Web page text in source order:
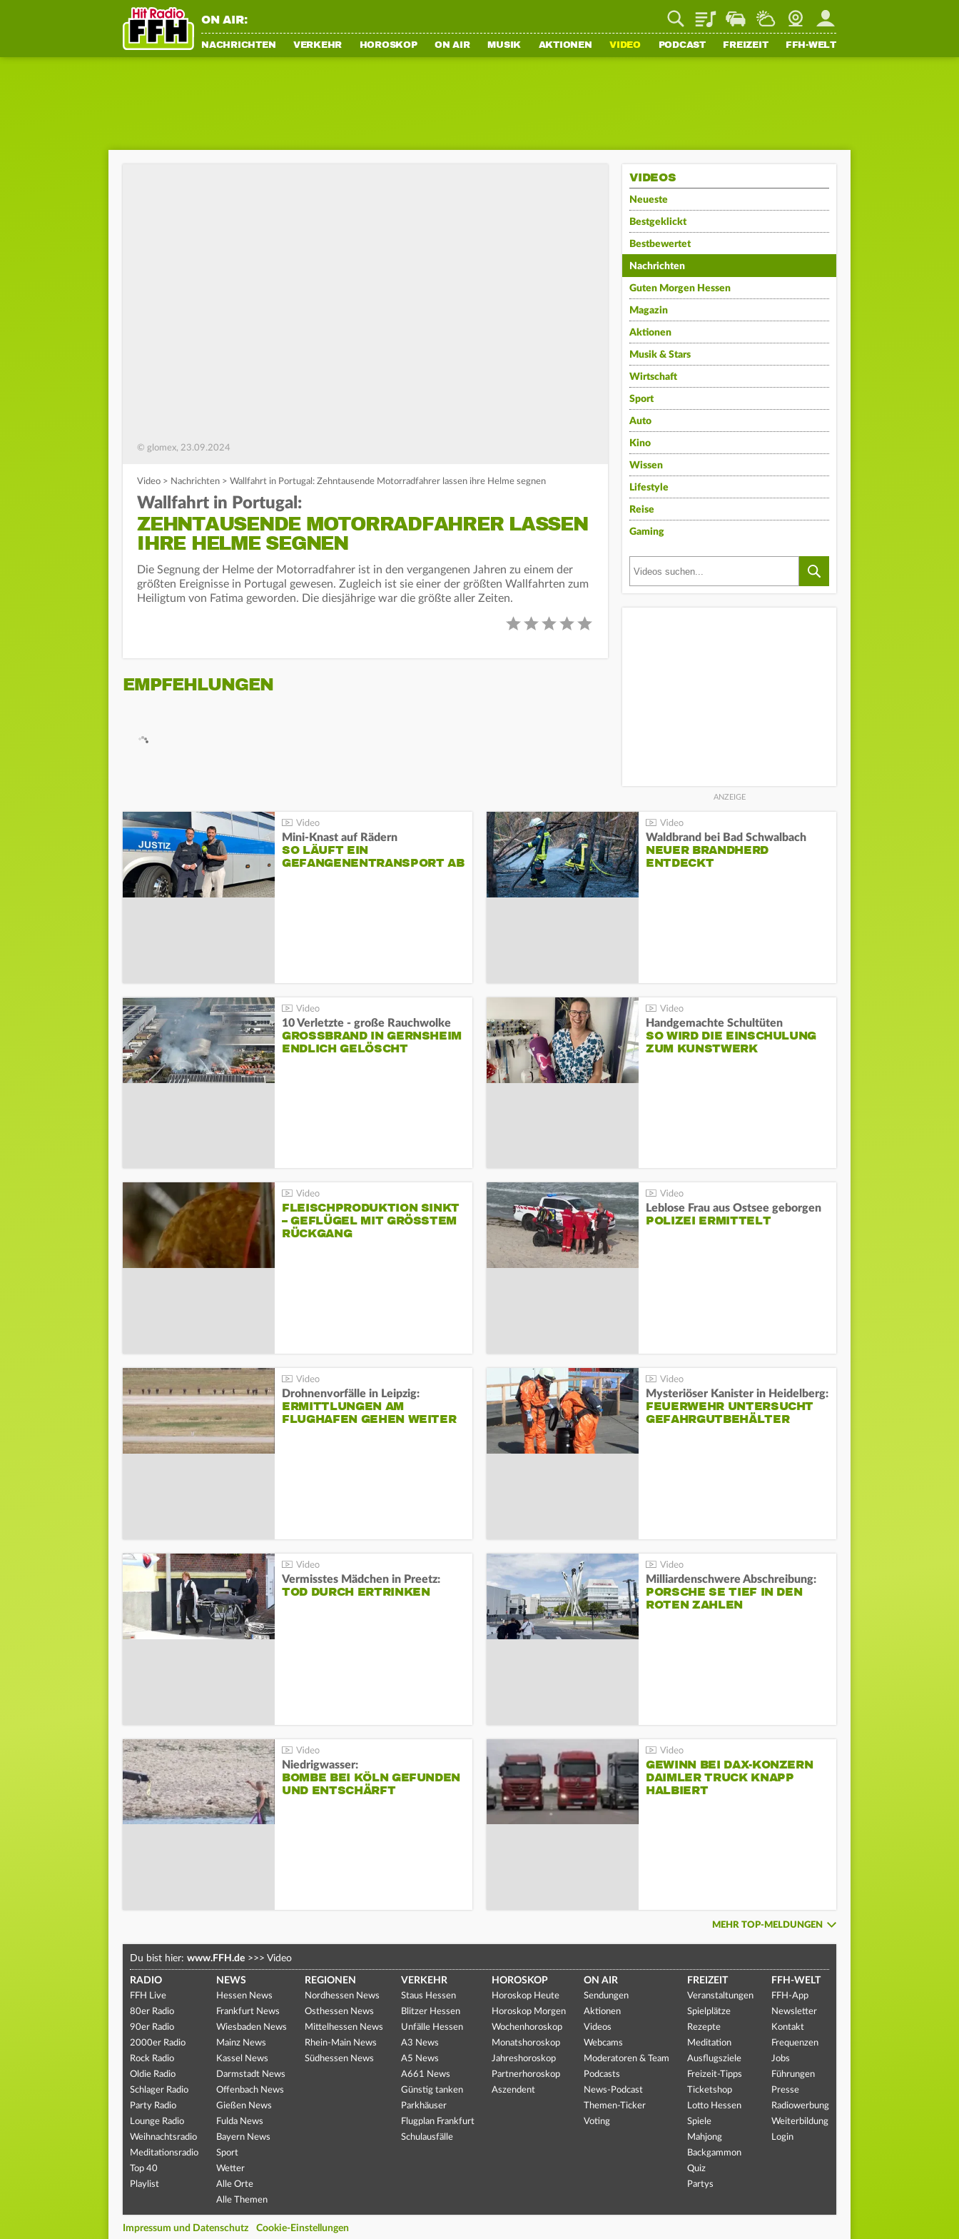
ON AIR: PlaylistStaupilotWetterWebcamMein FFH
NACHRICHTEN VERKEHR HOROSKOP ON AIR MUSIK AKTIONEN VIDEO PODCAST FREIZEIT FFH-WELT
© glomex, 23.09.2024
Video > Nachrichten > Wallfahrt in Portugal: Zehntausende Motorradfahrer lassen ihre Helme segnen
Wallfahrt in Portugal:
ZEHNTAUSENDE MOTORRADFAHRER LASSEN
IHRE HELME SEGNEN
Die Segnung der Helme der Motorradfahrer ist in den vergangenen Jahren zu einem der
größten Ereignisse in Portugal gewesen. Zugleich ist sie einer der größten Wallfahrten zum
Heiligtum von Fatima geworden. Die diesjährige war die größte aller Zeiten.
EMPFEHLUNGEN
VIDEOS
Neueste
Bestgeklickt
Bestbewertet
Nachrichten
Guten Morgen Hessen
Magazin
Aktionen
Musik & Stars
Wirtschaft
Sport
Auto
Kino
Wissen
Lifestyle
Reise
Gaming
Mini-Knast auf Rädern
SO LÄUFT EIN
GEFANGENENTRANSPORT AB
Waldbrand bei Bad Schwalbach
NEUER BRANDHERD
ENTDECKT
10 Verletzte - große Rauchwolke
GROSSBRAND IN GERNSHEIM E
NDLICH GELÖSCHT
Handgemachte Schultüten
SO WIRD DIE EINSCHULUNG
ZUM KUNSTWERK
FLEISCHPRODUKTION SINKT
– GEFLÜGEL MIT GRÖSSTEM R
ÜCKGANG
Leblose Frau aus Ostsee geborgen
POLIZEI ERMITTELT
Drohnenvorfälle in Leipzig:
ERMITTLUNGEN AM
FLUGHAFEN GEHEN WEITER
Mysteriöser Kanister in Heidelberg:
FEUERWEHR UNTERSUCHT
GEFAHRGUTBEHÄLTER
Vermisstes Mädchen in Preetz:
TOD DURCH ERTRINKEN
Milliardenschwere Abschreibung:
PORSCHE SE TIEF IN DEN
ROTEN ZAHLEN
Niedrigwasser:
BOMBE BEI KÖLN GEFUNDEN
UND ENTSCHÄRFT
GEWINN BEI DAX-KONZERN
DAIMLER TRUCK KNAPP
HALBIERT
MEHR TOP-MELDUNGEN
Du bist hier: www.FFH.de >>> Video
RADIO
FFH Live
80er Radio
90er Radio
2000er Radio
Rock Radio
Oldie Radio
Schlager Radio
Party Radio
Lounge Radio
Weihnachtsradio
Meditationsradio
Top 40
Playlist
NEWS
Hessen News
Frankfurt News
Wiesbaden News
Mainz News
Kassel News
Darmstadt News
Offenbach News
Gießen News
Fulda News
Bayern News
Sport
Wetter
Alle Orte
Alle Themen
REGIONEN
Nordhessen News
Osthessen News
Mittelhessen News
Rhein-Main News
Südhessen News
VERKEHR
Staus Hessen
Blitzer Hessen
Unfälle Hessen
A3 News
A5 News
A661 News
Günstig tanken
Parkhäuser
Flugplan Frankfurt
Schulausfälle
HOROSKOP
Horoskop Heute
Horoskop Morgen
Wochenhoroskop
Monatshoroskop
Jahreshoroskop
Partnerhoroskop
Aszendent
ON AIR
Sendungen
Aktionen
Videos
Webcams
Moderatoren & Team
Podcasts
News-Podcast
Themen-Ticker
Voting
FREIZEIT
Veranstaltungen
Spielplätze
Rezepte
Meditation
Ausflugsziele
Freizeit-Tipps
Ticketshop
Lotto Hessen
Spiele
Mahjong
Backgammon
Quiz
Partys
FFH-WELT
FFH-App
Newsletter
Kontakt
Frequenzen
Jobs
Führungen
Presse
Radiowerbung
Weiterbildung
Login
Impressum und Datenschutz Cookie-Einstellungen